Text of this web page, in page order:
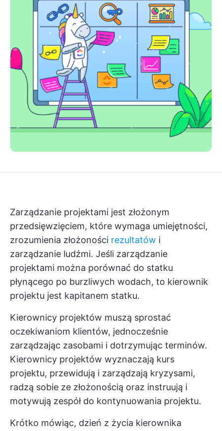
Zarządzanie projektami jest złożonym
przedsięwzięciem, które wymaga umiejętności,
zrozumienia złożoności rezultatów i
zarządzanie ludźmi. Jeśli zarządzanie
projektami można porównać do statku
płynącego po burzliwych wodach, to kierownik
projektu jest kapitanem statku.
Kierownicy projektów muszą sprostać
oczekiwaniom klientów, jednocześnie
zarządzając zasobami i dotrzymując terminów.
Kierownicy projektów wyznaczają kurs
projektu, przewidują i zarządzają kryzysami,
radzą sobie ze złożonością oraz instruują i
motywują zespół do kontynuowania projektu.
Krótko mówiąc, dzień z życia kierownika